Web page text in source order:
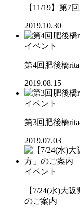
【11/19】第7
2019.10.30
イベント
第4回肥後橋
2019.08.15
イベント
第3回肥後橋
2019.07.03
イベント
【7/24(水)大
のご案内